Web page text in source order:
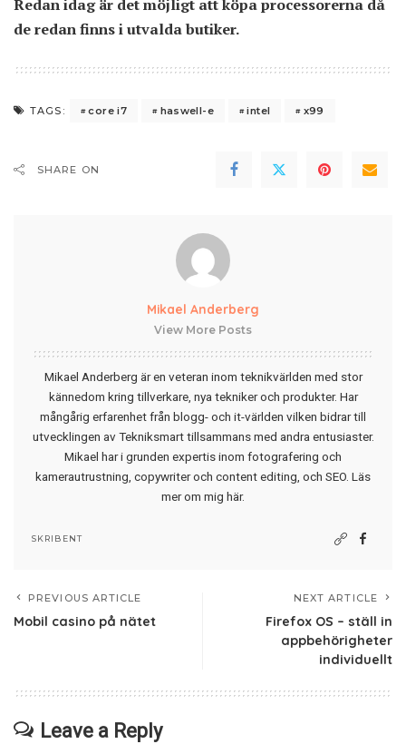
Redan idag är det möjligt att köpa processorerna då
de redan finns i utvalda butiker.
TAGS: core i7 haswell-e intel x99
SHARE ON
Mikael Anderberg
View More Posts
Mikael Anderberg är en veteran inom teknikvärlden med stor
kännedom kring tillverkare, nya tekniker och produkter. Har
mångårig erfarenhet från blogg- och it-världen vilken bidrar till
utvecklingen av Tekniksmart tillsammans med andra entusiaster.
Mikael har i grunden expertis inom fotografering och
kamerautrustning, copywriter och content editing, och SEO. Läs
mer om mig här.
SKRIBENT
PREVIOUS ARTICLE
Mobil casino på nätet
NEXT ARTICLE
Firefox OS – ställ in
appbehörigheter
individuellt
Leave a Reply